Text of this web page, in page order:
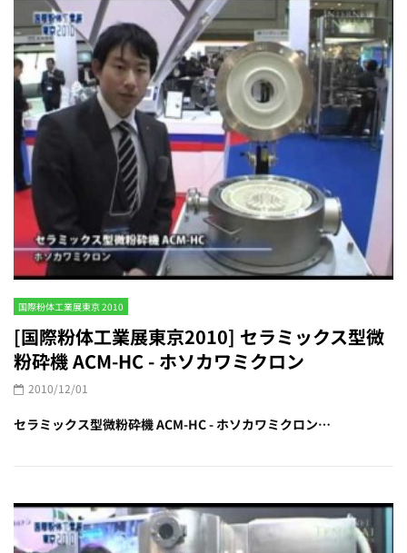
国際粉体工業展東京 2010
[国際粉体工業展東京2010] セラミックス型微
粉砕機 ACM-HC - ホソカワミクロン
2010/12/01
セラミックス型微粉砕機 ACM-HC - ホソカワミクロン…